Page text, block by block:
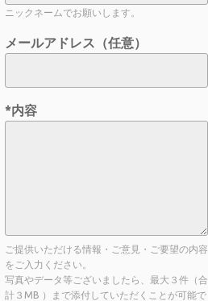
ニックネームでお願いします。
メールアドレス（任意）
*内容
ご提供いただける情報・ご意見・ご要望の内容
をご入力ください。
写真やデータ等ございましたら、最大３件（合
計３MB ）まで添付していただくことが可能で